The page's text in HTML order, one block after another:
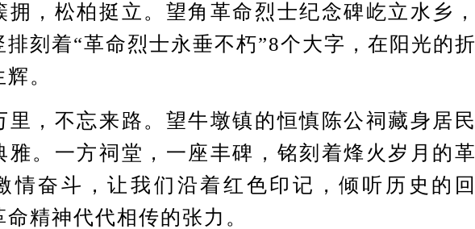
松柏挺立。望角革命烈士纪念碑屹立水乡，
排刻着“革命烈士永垂不朽”8个大字，在阳光的折
。
不忘来路。望牛墩镇的恒慎陈公祠藏身居民
雅。一方祠堂，一座丰碑，铭刻着烽火岁月的革
情奋斗，让我们沿着红色印记，倾听历史的回
精神代代相传的张力。